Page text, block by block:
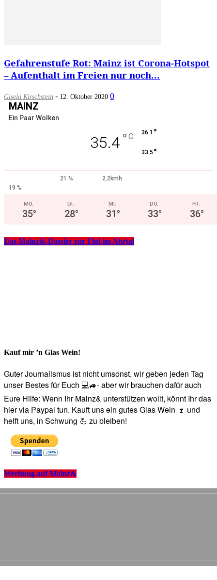
Gefahrenstufe Rot: Mainz ist Corona-Hotspot
– Aufenthalt im Freien nur noch...
Gisela Kirschstein - 12. Oktober 2020 0
MAINZ
Ein Paar Wolken
35.4 ° C 36.1 °
33.5 °
21 %
2.2kmh
19 %
MO.
35°
DI.
28°
MI.
31°
DO.
33°
FR.
36°
Das Mainz&-Dossier zur Flut im Ahrtal
Kauf mir ’n Glas Wein!
Guter Journalismus ist nicht umsonst, wir geben jeden Tag
unser Bestes für Euch 💻🚙- aber wir brauchen dafür auch
Eure Hilfe: Wenn Ihr Mainz& unterstützen wollt, könnt Ihr das
hier via Paypal tun. Kauft uns ein gutes Glas Wein 🍷 und
helft uns, in Schwung 💪 zu bleiben!
Werbung auf Mainz&